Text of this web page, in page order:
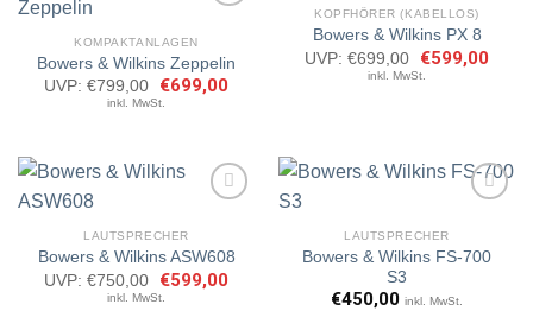
Artikel
merken
KOMPAKTANLAGEN
Bowers & Wilkins Zeppelin
UVP: €799,00
Ursprünglicher
Preis
€699,00Aktueller
inkl. MwSt.
Artikel
KOPFHÖRER (KABELLOS)
Bowers & Wilkins PX 8
UVP: €699,00
Ursprünglicher
Preis
€599,00
inkl. MwSt.
Artikel
merken
LAUTSPRECHER
Bowers & Wilkins ASW608
UVP: €750,00
Ursprünglicher
Preis
€599,00Aktueller
inkl. MwSt.
Artikel
LAUTSPRECHER
Bowers & Wilkins FS-700
S3
€450,00 inkl. MwSt.